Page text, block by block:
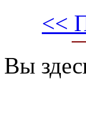
<<
Вы